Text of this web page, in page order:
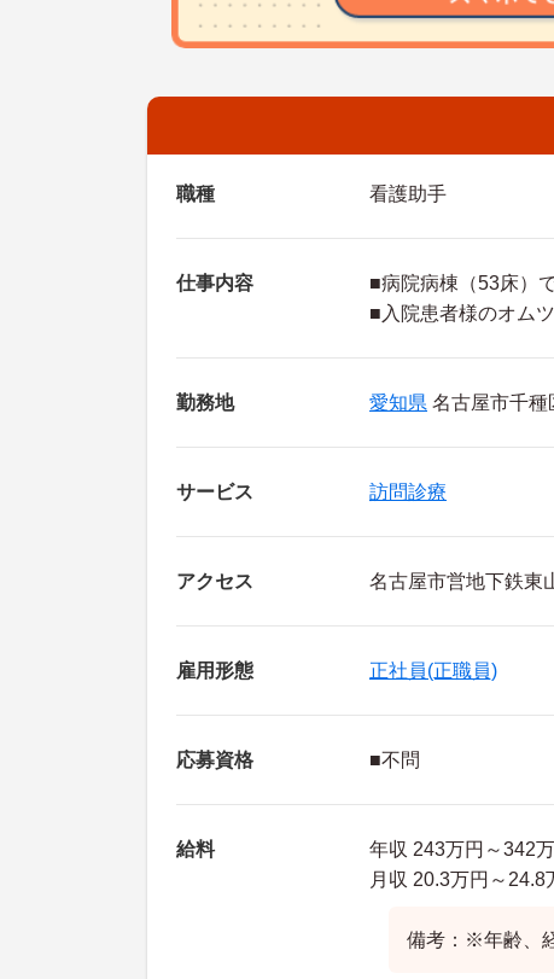
職種 看護助手
仕事内容
■病院病棟（53床）
■入院患者様のオム
勤務地 愛知県 名古屋市千種
サービス 訪問診療
アクセス 名古屋市営地下鉄東
雇用形態 正社員(正職員)
応募資格 ■不問
給料
年収 243万円～342
月収 20.3万円～24.8
備考：※年齢、